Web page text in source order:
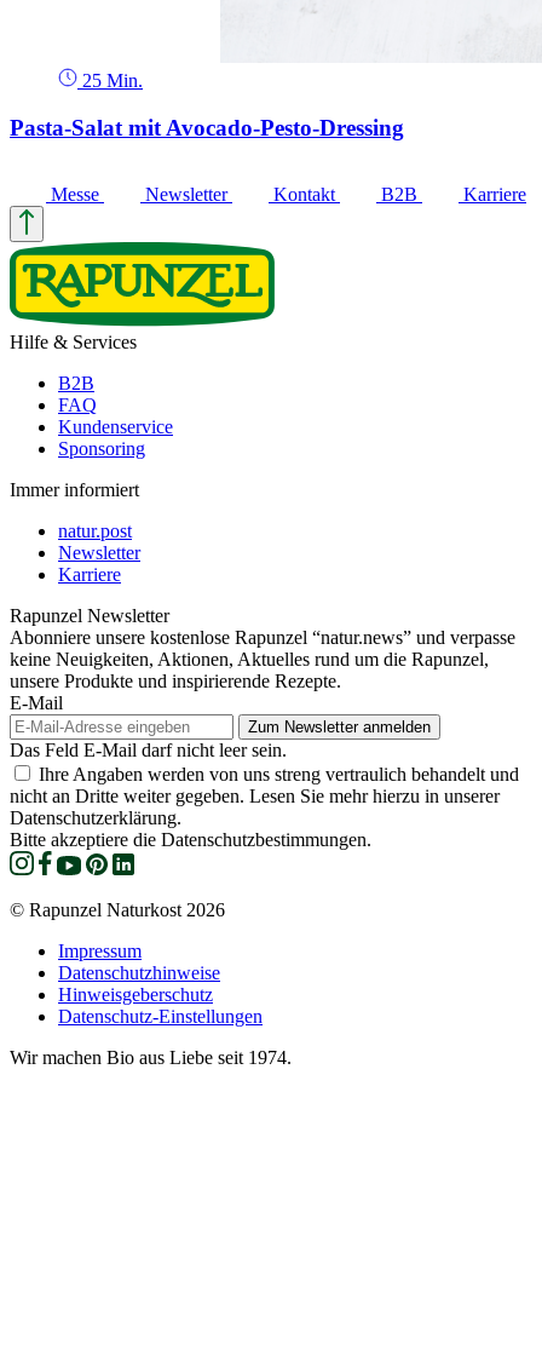
25 Min.
Pasta-Salat mit Avocado-Pesto-Dressing
Messe Newsletter Kontakt B2B Karriere
Hilfe & Services
B2B
FAQ
Kundenservice
Sponsoring
Immer informiert
natur.post
Newsletter
Karriere
Rapunzel Newsletter
Abonniere unsere kostenlose Rapunzel “natur.news” und verpasse
keine Neuigkeiten, Aktionen, Aktuelles rund um die Rapunzel,
unsere Produkte und inspirierende Rezepte.
E-Mail
Das Feld E-Mail darf nicht leer sein.
Ihre Angaben werden von uns streng vertraulich behandelt und
nicht an Dritte weiter gegeben. Lesen Sie mehr hierzu in unserer
Datenschutzerklärung.
Bitte akzeptiere die Datenschutzbestimmungen.
© Rapunzel Naturkost 2026
Impressum
Datenschutzhinweise
Hinweisgeberschutz
Datenschutz-Einstellungen
Wir machen Bio aus Liebe seit 1974.